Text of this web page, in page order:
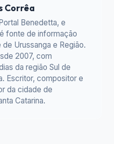
Corrêa
Benedetta, e
fonte de informação
Urussanga e Região.
2007, com
da região Sul de
Escritor, compositor e
da cidade de
Catarina.